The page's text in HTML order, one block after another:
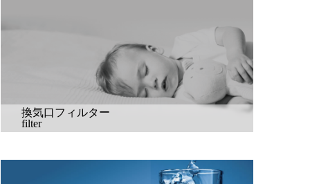
換気口フィルター
filter